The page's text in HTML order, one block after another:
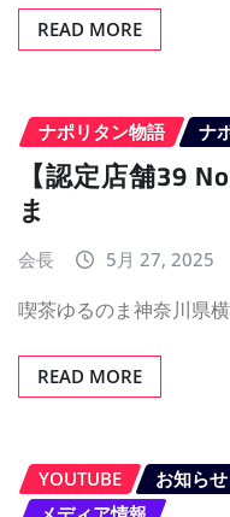
READ MORE
ナポリタン物語 ナ
【認定店舗39
ま
会長 5月 27, 2025
喫茶ゆるのま神奈川県
READ MORE
YOUTUBE お知らせ